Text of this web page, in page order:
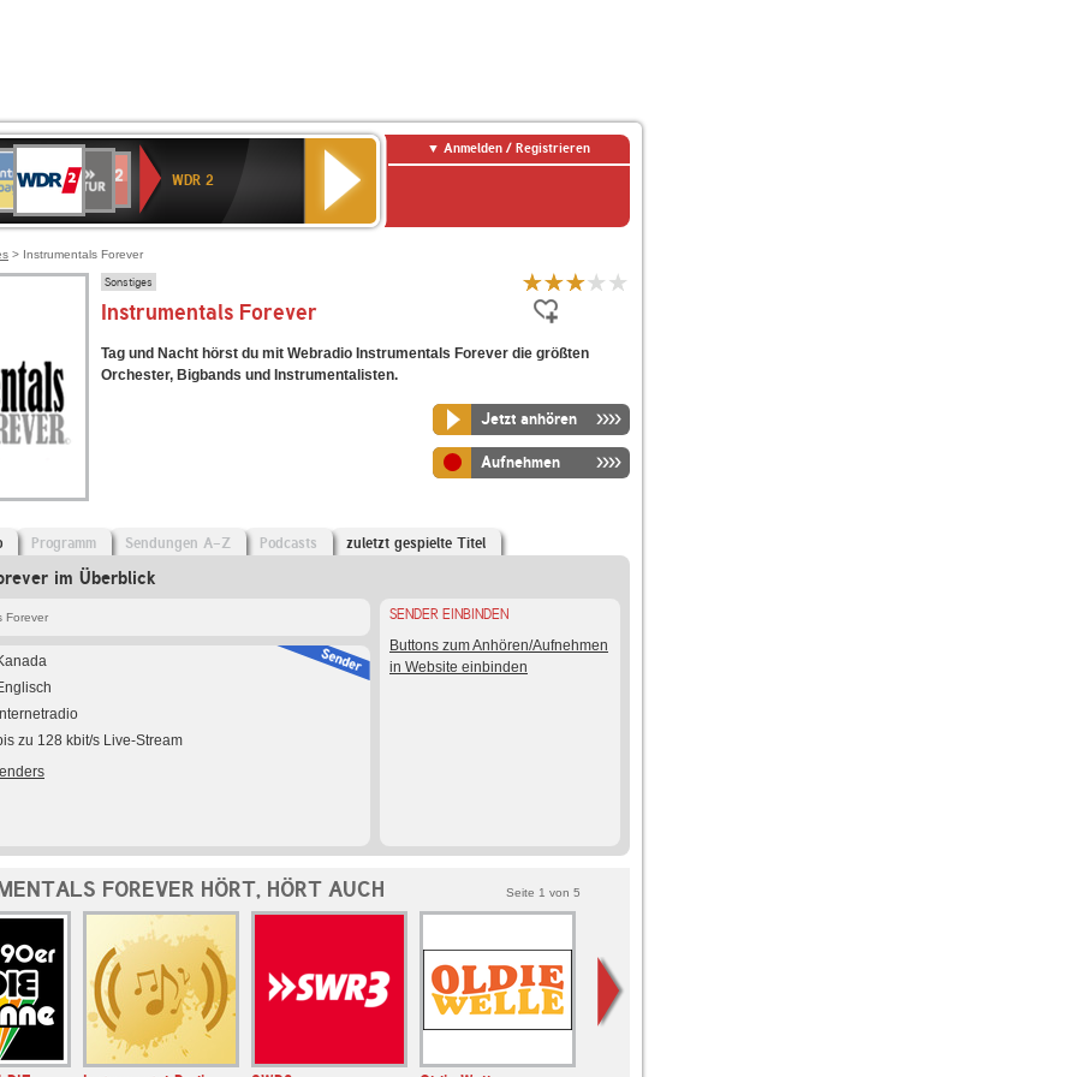
Deutschlandfunk
90er
OLDIE
ANTENNE
4
KLASSIK
2
Kultur
NDR
2
WDR 2
Anmelden / Registrieren
> Instrumentals Forever
Sonstiges
Instrumentals Forever
Tag und Nacht hörst du mit Webradio Instrumentals Forever die größten
Orchester, Bigbands und Instrumentalisten.
Jetzt anhören
Aufnehmen
Programm Sendungen A-Z Podcasts zuletzt gespielte Titel
im Überblick
Forever
Internetradio
zu 128 kbit/s Live-Stream
SENDER EINBINDEN
Buttons zum Anhören/Aufnehmen
in Website einbinden
FOREVER HÖRT, HÖRT AUCH Seite 1 von 5